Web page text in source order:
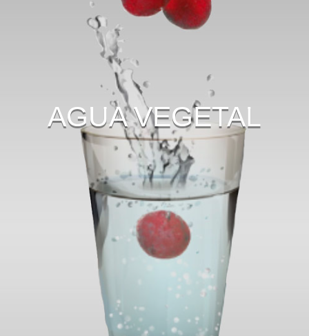
AGUA VEGETAL